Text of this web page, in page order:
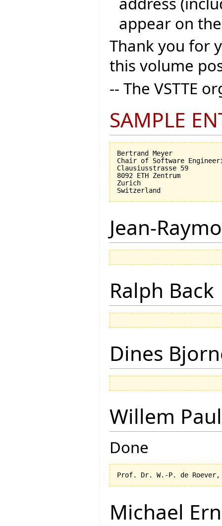
appear on
Thank you for
this volume
-- The VSTTE
SAMPLE
Bertrand Meyer
Chair of Software
Clausiusstrasse 59
8092 ETH Zentrum
Zurich
Jean-
Ralph Back
Dines
Willem
Done
Michael